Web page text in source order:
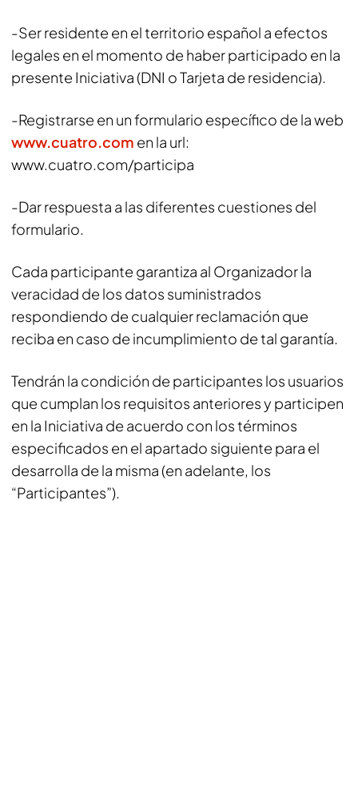
-Ser residente en el territorio español a efectos
legales en el momento de haber participado en la
presente Iniciativa (DNI o Tarjeta de residencia).
-Registrarse en un formulario específico de la web
www.cuatro.com en la url:
www.cuatro.com/participa
-Dar respuesta a las diferentes cuestiones del
formulario.
Cada participante garantiza al Organizador la
veracidad de los datos suministrados
respondiendo de cualquier reclamación que
reciba en caso de incumplimiento de tal garantía.
Tendrán la condición de participantes los usuarios
que cumplan los requisitos anteriores y participen
en la Iniciativa de acuerdo con los términos
especificados en el apartado siguiente para el
desarrolla de la misma (en adelante, los
“Participantes”).